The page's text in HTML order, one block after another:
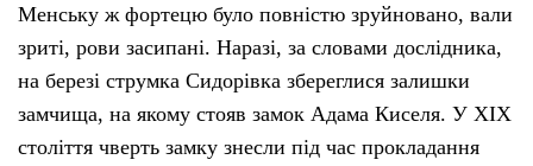
Менську ж фортецю було повністю зруйновано, вали
зриті, рови засипані. Наразі, за словами дослідника,
на березі струмка Сидорівка збереглися залишки
замчища, на якому стояв замок Адама Киселя. У XIX
століття чверть замку знесли під час прокладання